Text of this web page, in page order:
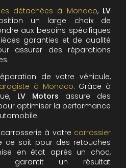
détachées à Monaco, LV
un large choix de
aux besoins spécifiques
garanties et de qualité
assurer des réparations
de votre véhicule,
à Monaco. Grâce à
LV Motors assure des
optimiser la performance
à votre carrossier
ce soit pour des retouches
en état après un choc,
garantit un résultat